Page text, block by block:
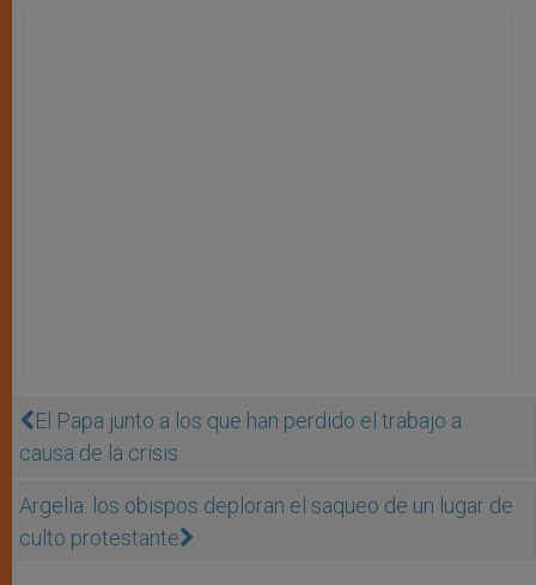
El Papa junto a los que han perdido el trabajo a
causa de la crisis
Argelia: los obispos deploran el saqueo de un lugar de
culto protestante